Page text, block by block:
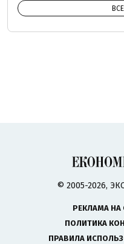
© 2005-2026,
РЕКЛАМА НА
ПОЛИТИКА
ПРАВИЛА